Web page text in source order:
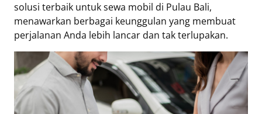
solusi terbaik untuk sewa mobil di Pulau Bali,
menawarkan berbagai keunggulan yang membuat
perjalanan Anda lebih lancar dan tak terlupakan.
Network
Republika
ID
ihram.republika.co.id
rejabar.republika.co.id